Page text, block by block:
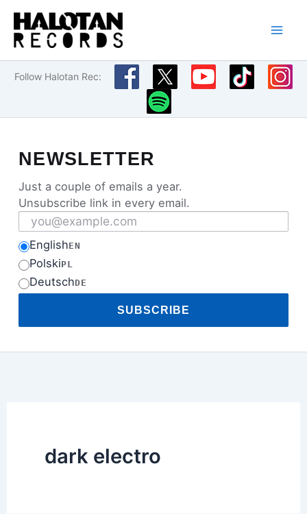
Przejdź
do
treści
Follow Halotan Rec:
NEWSLETTER
Just a couple of emails a year.
Unsubscribe link in every email.
Email address
EnglishEN
PolskiPL
DeutschDE
SUBSCRIBE
dark electro